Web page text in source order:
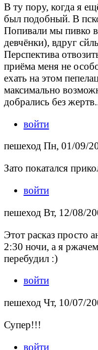
В ту пору, когда я
был подобный. В
Попивали мы пивко
девчёнки), вдруг
Перспектива
приёма меня не
ехать на этом
максимально
добрались без
войти
пешеход Пн, 01/09/
Зато покатался
войти
пешеход Вт, 12/08/
Этот расказ просто
2:30 ночи, а я
перебудил :)
войти
пешеход Чт, 10/07/
Супер!!!
войти